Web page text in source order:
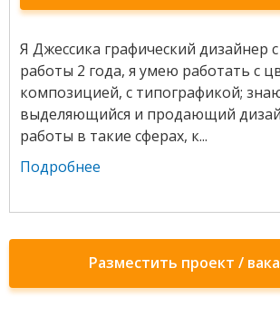
Я Джессика графический дизайнер
работы 2 года, я умею работать с
композицией, с типографикой;
выделяющийся и продающий
работы в такие сферах, к...
Подробнее
Разместить проект /